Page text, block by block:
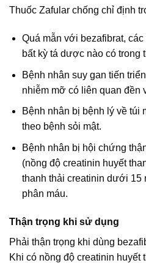
Thuốc Zafular chống chỉ định
Quá mẫn với bezafibrat,
bất kỳ tá dược nào có trong
Bệnh nhân suy gan tiến
nhiễm mỡ có liên quan đền
Bệnh nhân bị bệnh lý về túi
theo bệnh sỏi mật.
Bệnh nhân bị hội chứng
(nồng độ creatinin huyết
thanh thải creatinin dưới 15
phân máu.
Thận trọng khi sử dụng
Phải thận trọng khi dùng
Khi có nồng độ creatinin huyết